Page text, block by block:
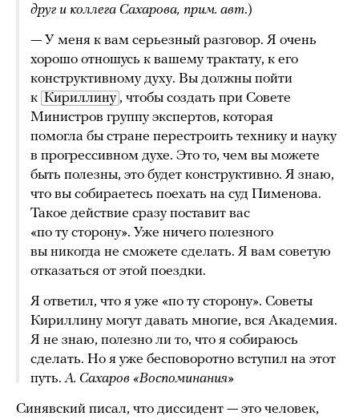
друг и коллега Сахарова, прим. авт.)
— У меня к вам серьезный разговор. Я очень
хорошо отношусь к вашему трактату, к его
конструктивному духу. Вы должны пойти
к Кириллину , чтобы создать при Совете
Министров группу экспертов, которая
помогла бы стране перестроить технику и науку
в прогрессивном духе. Это то, чем вы можете
быть полезны, это будет конструктивно. Я знаю,
что вы собираетесь поехать на суд Пименова.
Такое действие сразу поставит вас
«по ту сторону». Уже ничего полезного
вы никогда не сможете сделать. Я вам советую
отказаться от этой поездки.
Я ответил, что я уже «по ту сторону». Советы
Кириллину могут давать многие, вся Академия.
Я не знаю, полезно ли то, что я собираюсь
сделать. Но я уже бесповоротно вступил на этот
путь.А. Сахаров «Воспоминания»
Синявский писал, что диссидент — это человек,